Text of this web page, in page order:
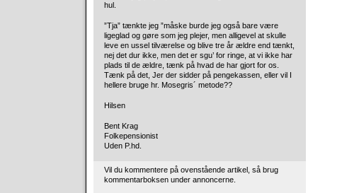
hul.
”Tja” tænkte jeg ”måske burde jeg også bare være
ligeglad og gøre som jeg plejer, men alligevel at skulle
leve en ussel tilværelse og blive tre år ældre end tænkt,
nej det dur ikke, men det er sgu’ for ringe, at vi ikke har
plads til de ældre, tænk på hvad de har gjort for os.
Tænk på det, Jer der sidder på pengekassen, eller vil I
hellere bruge hr. Mosegris´ metode??
Hilsen
Bent Krag
Folkepensionist
Uden P.hd.
Vil du kommentere på ovenstående artikel, så brug
kommentarboksen under annoncerne.